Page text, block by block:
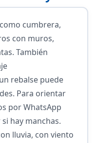
cumbrera,
con muros,
También
rebalse puede
Para orientar
por WhatsApp
hay manchas.
lluvia, con viento